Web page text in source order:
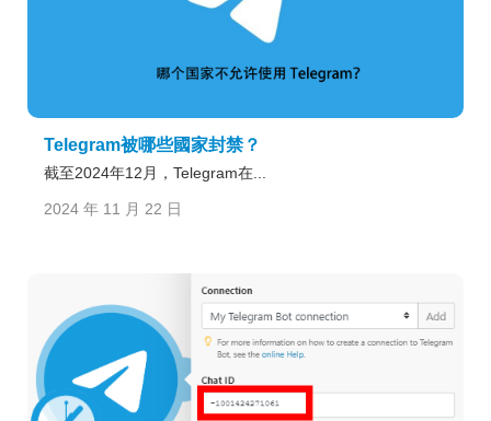
Telegram被哪些國家封禁？
截至2024年12月，Telegram在...
2024 年 11 月 22 日